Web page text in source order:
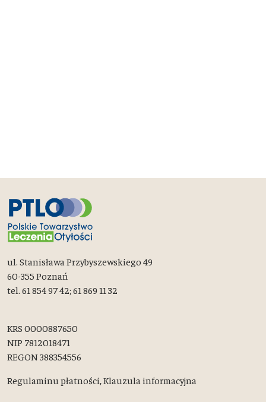
ul. Stanisława Przybyszewskiego 49
60-355 Poznań
tel. 61 854 97 42; 61 869 11 32
KRS 0000887650
NIP 7812018471
REGON 388354556
Regulaminu płatności,Klauzula informacyjna